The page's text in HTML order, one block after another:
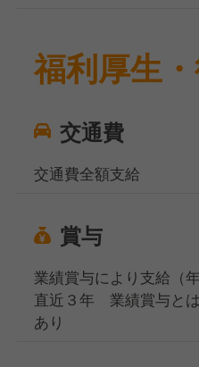
福利厚生
交通費
交通費全額支給
賞与
業績賞与により支給（年
直近３年 業績賞与と
あり